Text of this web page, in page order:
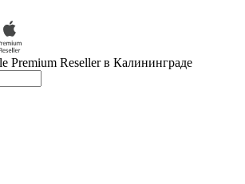
Reseller в Калининграде